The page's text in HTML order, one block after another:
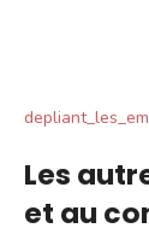
Les
et au